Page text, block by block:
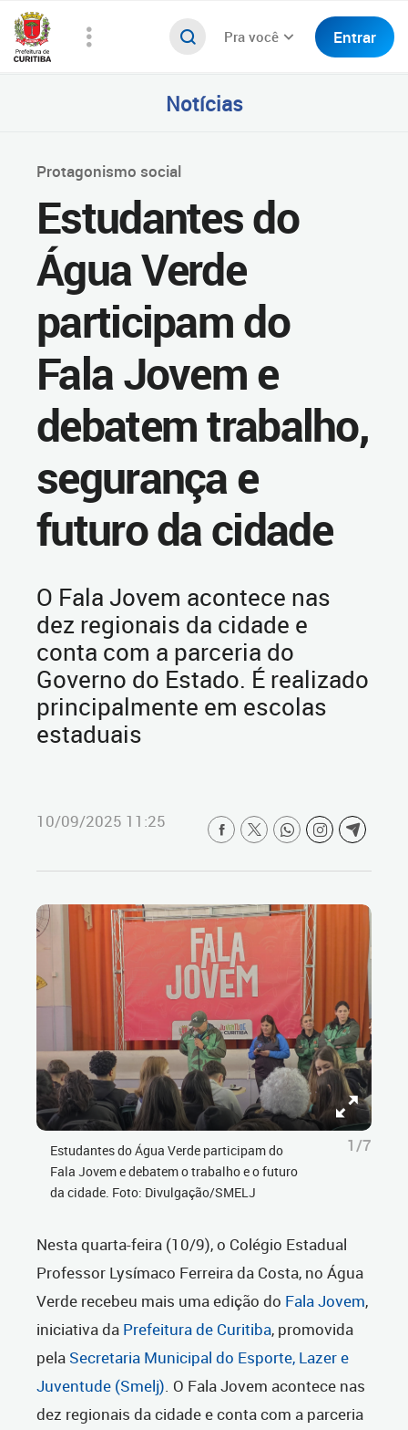
Pra você Entrar
Notícias
Protagonismo social
Estudantes do
Água Verde
participam do
Fala Jovem e
debatem trabalho,
segurança e
futuro da cidade
O Fala Jovem acontece nas
dez regionais da cidade e
conta com a parceria do
Governo do Estado. É realizado
principalmente em escolas
estaduais
10/09/2025 11:25
Estudantes do Água Verde participam do
Fala Jovem e debatem o trabalho e o futuro
da cidade. Foto: Divulgação/SMELJ
1/7
Nesta quarta-feira (10/9), o Colégio Estadual
Professor Lysímaco Ferreira da Costa, no Água
Verde recebeu mais uma edição do Fala Jovem,
iniciativa da Prefeitura de Curitiba, promovida
pela Secretaria Municipal do Esporte, Lazer e
Juventude (Smelj). O Fala Jovem acontece nas
dez regionais da cidade e conta com a parceria